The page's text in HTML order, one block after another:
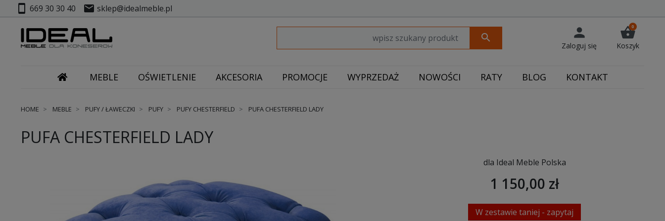
smartphone 669 30 30 40 mail sklep@idealmeble.pl
search person
Zaloguj się
shopping_basket
0
Koszyk
MEBLE OŚWIETLENIE AKCESORIA PROMOCJE WYPRZEDAŻ NOWOŚCI RATY BLOG KONTAKT
HOME MEBLE PUFY / ŁAWECZKI PUFY PUFY CHESTERFIELD PUFA CHESTERFIELD LADY
PUFA CHESTERFIELD LADY
dla Ideal Meble Polska
1 150,00 zł
W zestawie taniej - zapytaj